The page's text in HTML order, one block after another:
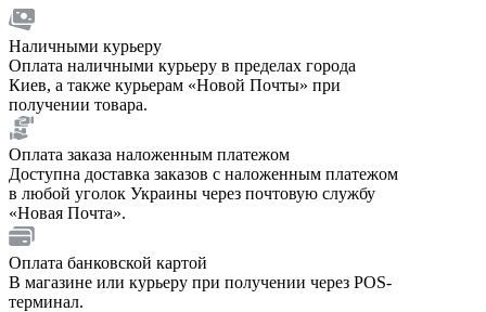
Наличными курьеру
Оплата наличными курьеру в пределах города
Киев, а также курьерам «Новой Почты» при
получении товара.
Оплата заказа наложенным платежом
Доступна доставка заказов с наложенным платежом
в любой уголок Украины через почтовую службу
«Новая Почта».
Оплата банковской картой
В магазине или курьеру при получении через POS-
терминал.